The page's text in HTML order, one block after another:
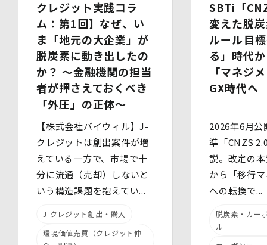
従って、個人データ（個人情報保護法第16条第３項により
定義された「個人データ」をいい、以下同様とします。）
を適切に取り扱い、正確かつ最新のものとするよう適切な
処置を講じます。
また、個人データの漏えい、滅失又は毀損の防止その他の
個人データの保護のため、個人データを適切かつ安全に管
理します。
当社は、個人情報を適切に取り扱うため、以下の安全管理
(1)組織的安全管理措置
・ 個人データの取扱いに関する責任者を定め、報告連絡
体制や取扱方法を管理しています。
・ 個人情報の取扱状況について定期的な点検及び監査を
実施しています。
(2)人的安全管理措置
・ 個人データの取扱いに関する留意事項について、従業
員に定期的な研修を実施しています。
・ 個人データについての秘密保持に関する事項を就業規
則に規定しています。
クレジット実践コラ
ム：第1回】なぜ、い
ま「地元の大企業」が
脱炭素に動き出したの
か？ 〜金融機関の担当
者が押さえておくべき
「外圧」の正体〜
【株式会社バイウィル】J-
クレジットは創出案件が増
えている一方で、市場で十
分に流通（売却）しないと
いう構造課題を抱えてい...
J-クレジット創出・購入
環境価値売買（クレジット仲
SBTi「
変えた脱
ルール――目
る」時代
「マネジ
GX時代へ
2026年6月
準「CNZS
説。改定の
から「移行
への転換で...
脱炭素・カー
ル